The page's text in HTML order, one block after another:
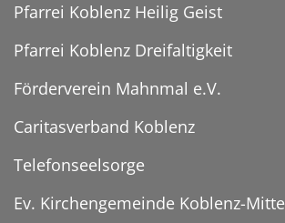
Pfarrei Koblenz Heilig Geist
Pfarrei Koblenz Dreifaltigkeit
Förderverein Mahnmal e.V.
Caritasverband Koblenz
Telefonseelsorge
Ev. Kirchengemeinde Koblenz-Mitte